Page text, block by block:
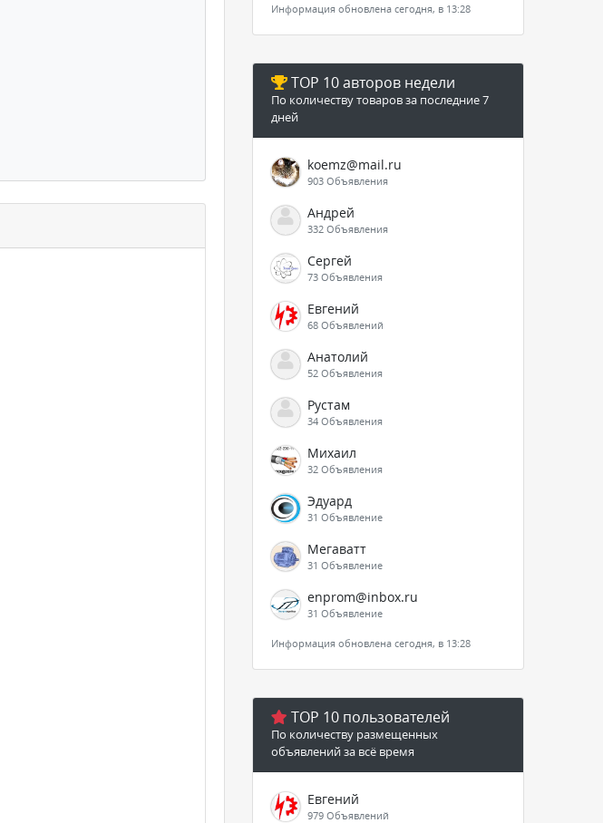
Информация обновлена сегодня, в 13:28
TOP 10 авторов недели
По количеству товаров за последние 7
дней
koemz@mail.ru
903 Объявления
Андрей
332 Объявления
Сергей
73 Объявления
Евгений
68 Объявлений
Анатолий
52 Объявления
Рустам
34 Объявления
Михаил
32 Объявления
Эдуард
31 Объявление
Мегаватт
31 Объявление
enprom@inbox.ru
31 Объявление
Информация обновлена сегодня, в 13:28
TOP 10 пользователей
По количеству размещенных
объявлений за всё время
Евгений
979 Объявлений